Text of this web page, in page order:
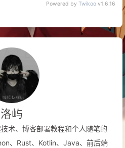
Powered by Twikoo v1.6.16
洛屿
术、博客部署教程和个人随笔的
、Rust、Kotlin、Java、前后端